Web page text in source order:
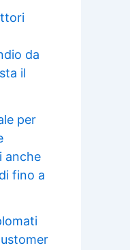
da
il
per
anche
fino a